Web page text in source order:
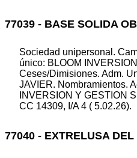
77039 - BASE SOLIDA
Sociedad unipersonal.
único: BLOOM
Ceses/Dimisiones. Adm.
JAVIER. Nombramientos.
INVERSION Y GESTION
CC 14309, I/A 4 ( 5.02.26).
77040 - EXTRELUSA